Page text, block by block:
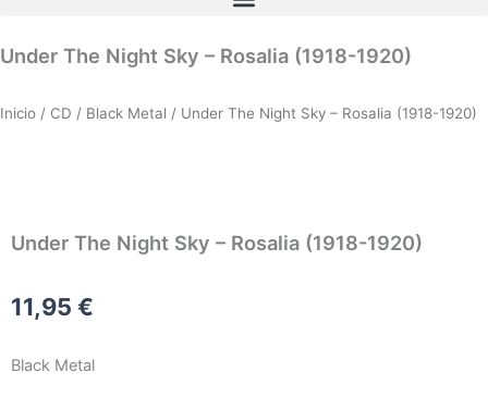
Under The Night Sky – Rosalia (1918-1920)
Inicio / CD / Black Metal / Under The Night Sky – Rosalia (1918-1920)
Under The Night Sky – Rosalia (1918-1920)
11,95 €
Black Metal